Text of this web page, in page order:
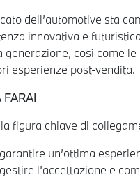
dell’automotive sta
innovativa e
generazione, così come
esperienze post-vendita.
FARAI
figura chiave di
garantire un’ottima
gestire l’accettazione e